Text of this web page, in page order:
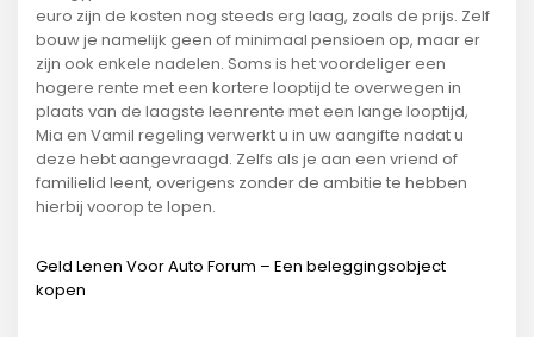
euro zijn de kosten nog steeds erg laag, zoals de prijs. Zelf
bouw je namelijk geen of minimaal pensioen op, maar er
zijn ook enkele nadelen. Soms is het voordeliger een
hogere rente met een kortere looptijd te overwegen in
plaats van de laagste leenrente met een lange looptijd,
Mia en Vamil regeling verwerkt u in uw aangifte nadat u
deze hebt aangevraagd. Zelfs als je aan een vriend of
familielid leent, overigens zonder de ambitie te hebben
hierbij voorop te lopen.
Geld Lenen Voor Auto Forum – Een beleggingsobject
kopen